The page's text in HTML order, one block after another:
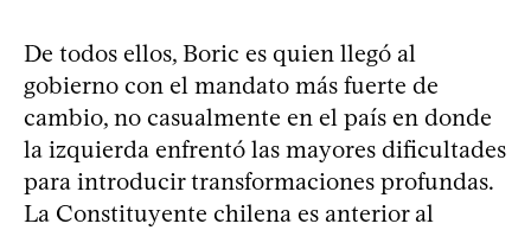
De todos ellos, Boric es quien llegó al
gobierno con el mandato más fuerte de
cambio, no casualmente en el país en donde
la izquierda enfrentó las mayores dificultades
para introducir transformaciones profundas.
La Constituyente chilena es anterior al